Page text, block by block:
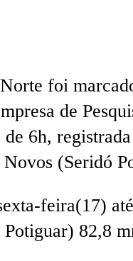
foi
de
6h,
(Seridó
feira(17)
82,8